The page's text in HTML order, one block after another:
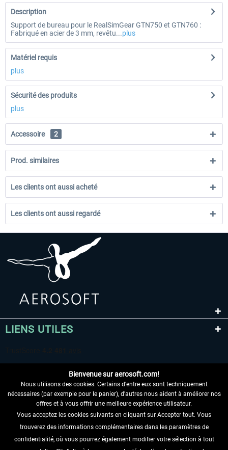
Description
Support de bureau pour le RealSimGear GTN750 et GTN760 :
Fabriqué en acier de 3 mm, revêtu...plus
Matériel requis
plus
Sécurité des produits
plus
Accessoire 2
Prod. similaires
Les clients ont aussi acheté
Les clients ont aussi regardé
LIENS UTILES
RENONCER AU CONTRAT ICI
INFORMATIONS
Bienvenue sur aerosoft.com!
Nous utilisons des cookies. Certains d'entre eux sont techniquement
nécessaires (par exemple pour le panier), d'autres nous aident à améliorer nos
offres et à vous offrir une meilleure expérience utilisateur.
Vous acceptez les cookies suivants en cliquant sur Accepter tout. Vous
trouverez des informations complémentaires dans les paramètres de
confidentialité, où vous pourrez également modifier votre sélection à tout